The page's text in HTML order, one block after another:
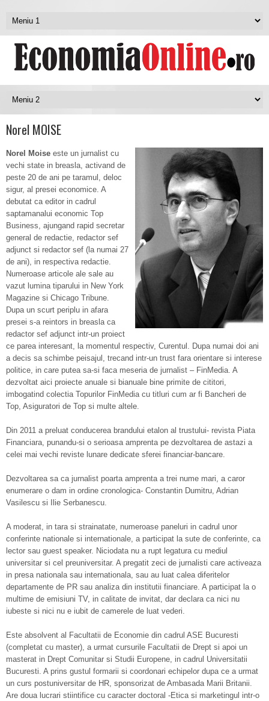
Norel MOISE
Norel Moise este un jurnalist cu
vechi state in breasla, activand de
peste 20 de ani pe taramul, deloc
sigur, al presei economice. A
debutat ca editor in cadrul
saptamanalui economic Top
Business, ajungand rapid secretar
general de redactie, redactor sef
adjunct si redactor sef (la numai 27
de ani), in respectiva redactie.
Numeroase articole ale sale au
vazut lumina tiparului in New York
Magazine si Chicago Tribune.
Dupa un scurt periplu in afara
presei s-a reintors in breasla ca
redactor sef adjunct intr-un proiect
ce parea interesant, la momentul respectiv, Curentul. Dupa numai doi ani
a decis sa schimbe peisajul, trecand intr-un trust fara orientare si interese
politice, in care putea sa-si faca meseria de jurnalist – FinMedia. A
dezvoltat aici proiecte anuale si bianuale bine primite de cititori,
imbogatind colectia Topurilor FinMedia cu titluri cum ar fi Bancheri de
Top, Asiguratori de Top si multe altele.
Din 2011 a preluat conducerea brandului etalon al trustului- revista Piata
Financiara, punandu-si o serioasa amprenta pe dezvoltarea de astazi a
celei mai vechi reviste lunare dedicate sferei financiar-bancare.
Dezvoltarea sa ca jurnalist poarta amprenta a trei nume mari, a caror
enumerare o dam in ordine cronologica- Constantin Dumitru, Adrian
Vasilescu si Ilie Serbanescu.
A moderat, in tara si strainatate, numeroase paneluri in cadrul unor
conferinte nationale si internationale, a participat la sute de conferinte, ca
lector sau guest speaker. Niciodata nu a rupt legatura cu mediul
universitar si cel preuniversitar. A pregatit zeci de jurnalisti care activeaza
in presa nationala sau internationala, sau au luat calea diferitelor
departamente de PR sau analiza din institutii financiare. A participat la o
multime de emisiuni TV, in calitate de invitat, dar declara ca nici nu
iubeste si nici nu e iubit de camerele de luat vederi.
Este absolvent al Facultatii de Economie din cadrul ASE Bucuresti
(completat cu master), a urmat cursurile Facultatii de Drept si apoi un
masterat in Drept Comunitar si Studii Europene, in cadrul Universitatii
Bucuresti. A prins gustul formarii si coordonari echipelor dupa ce a urmat
un curs postuniversitar de HR, sponsorizat de Ambasada Marii Britanii.
Are doua lucrari stiintifice cu caracter doctoral -Etica si marketingul intr-o